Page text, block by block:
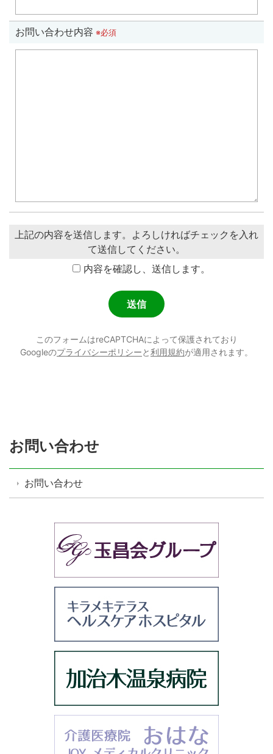
お問い合わせ内容 ※必須
上記の内容を送信します。よろしければチェックを入れ
て送信してください。
内容を確認し、送信します。
このフォームはreCAPTCHAによって保護されており
Googleのプライバシーポリシーと利用規約が適用されます。
お問い合わせ
お問い合わせ